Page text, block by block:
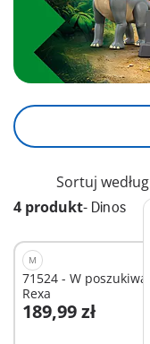
4 produkt- Dinos
Sortuj według
M
71524 - W
Rexa
189,99 zł
Dodaj do koszyka